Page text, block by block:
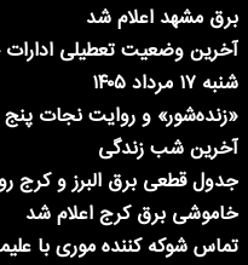
برق مشهد اعلام شد
آخرین وضعیت تعطیلی
شنبه ۱۷ مرداد ۱۴۰۵
«زنده‌شور» و روایت نجات
آخرین شب زندگی
خاموشی برق کرج اعلام شد
تماس شوکه کننده موری با